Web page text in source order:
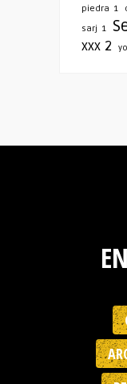
piedra 1
sarj 1
xxx 2 yo